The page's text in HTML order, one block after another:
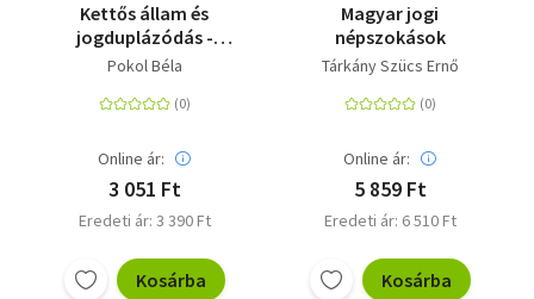
Kettős állam és
jogduplázódás -
Alkotmányi jog és a
duplázódása
Pokol Béla
Online ár:
3 051 Ft
Eredeti ár: 3 390 Ft
Kosárba
Magyar jogi
népszokások
Tárkány Szücs Ernő
Online ár:
5 859 Ft
Eredeti ár: 6 510 Ft
Kosárba